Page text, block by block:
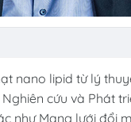
nano lipid từ lý
cứu và Phát
như Mạng lưới đổi